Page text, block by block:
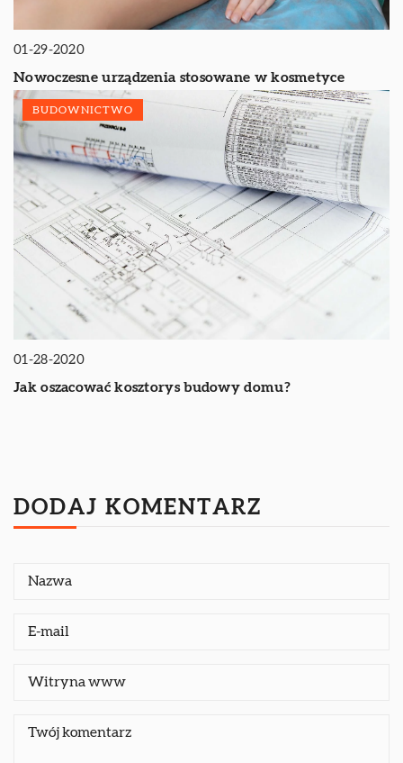
01-29-2020
Nowoczesne urządzenia stosowane w kosmetyce
BUDOWNICTWO
01-28-2020
Jak oszacować kosztorys budowy domu?
DODAJ KOMENTARZ